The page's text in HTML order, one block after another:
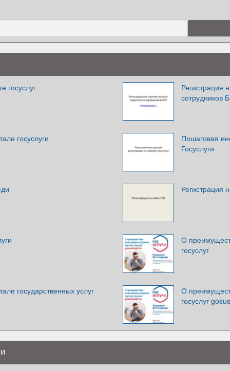
госуслуг
Регистрация
сотрудников
госуслуги
Пошаговая
Госуслуги
Регистрация
О
госуслуг
государственных услуг
О
госуслуг